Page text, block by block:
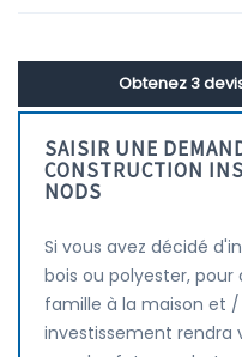
Obtenez 3
SAISIR UNE
CONSTRUCTION
NODS
Si vous avez décidé
bois ou polyester,
famille à la maison et
investissement rendra